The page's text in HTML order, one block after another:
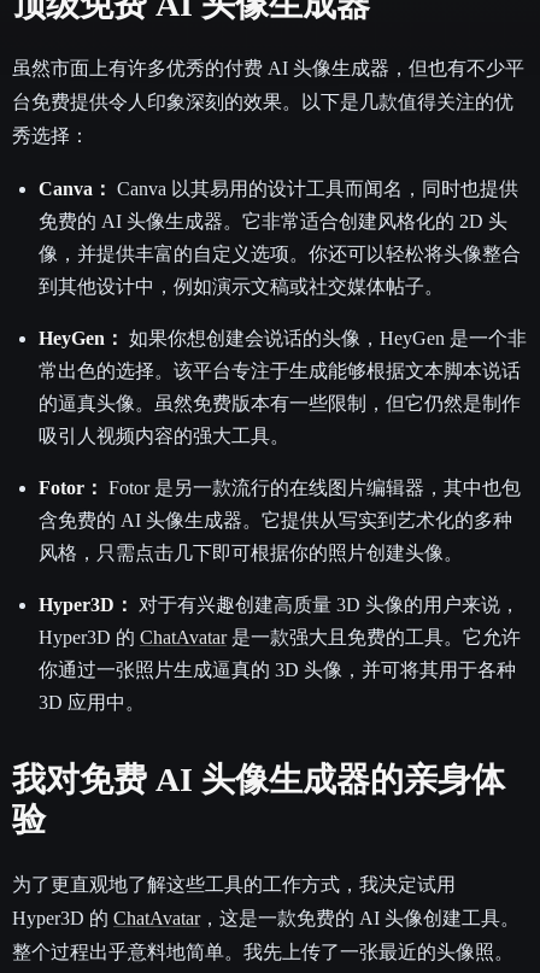
虽然市面上有许多优秀的付费 AI 头像生成器，但也有不少平
台免费提供令人印象深刻的效果。以下是几款值得关注的优
秀选择：
Canva： Canva 以其易用的设计工具而闻名，同时也提供
免费的 AI 头像生成器。它非常适合创建风格化的 2D 头
像，并提供丰富的自定义选项。你还可以轻松将头像整合
到其他设计中，例如演示文稿或社交媒体帖子。
HeyGen： 如果你想创建会说话的头像，HeyGen 是一个非
常出色的选择。该平台专注于生成能够根据文本脚本说话
的逼真头像。虽然免费版本有一些限制，但它仍然是制作
吸引人视频内容的强大工具。
Fotor： Fotor 是另一款流行的在线图片编辑器，其中也包
含免费的 AI 头像生成器。它提供从写实到艺术化的多种
风格，只需点击几下即可根据你的照片创建头像。
Hyper3D：
对于有兴趣创建高质量 3D 头像的用户来说，
Hyper3D 的 ChatAvatar是一款强大且免费的工具。它允许
你通过一张照片生成逼真的 3D 头像，并可将其用于各种
3D 应用中。
我对免费 AI 头像生成器的亲身体
验
为了更直观地了解这些工具的工作方式，我决定试用
Hyper3D 的 ChatAvatar，这是一款免费的 AI 头像创建工具。
整个过程出乎意料地简单。我先上传了一张最近的头像照。